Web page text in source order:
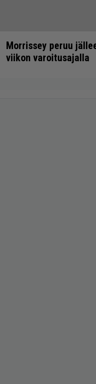
Morrissey peruu
viikon varoitusajalla